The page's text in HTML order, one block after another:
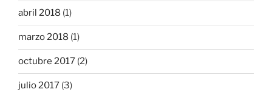
abril 2018 (1)
marzo 2018 (1)
octubre 2017 (2)
julio 2017 (3)